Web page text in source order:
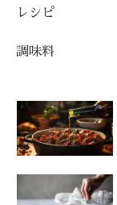
レシピ
調味料